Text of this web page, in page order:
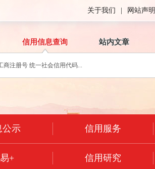
关于我们 网站声明
信用信息查询 站内文章
公示 信用服务
+ 信用研究